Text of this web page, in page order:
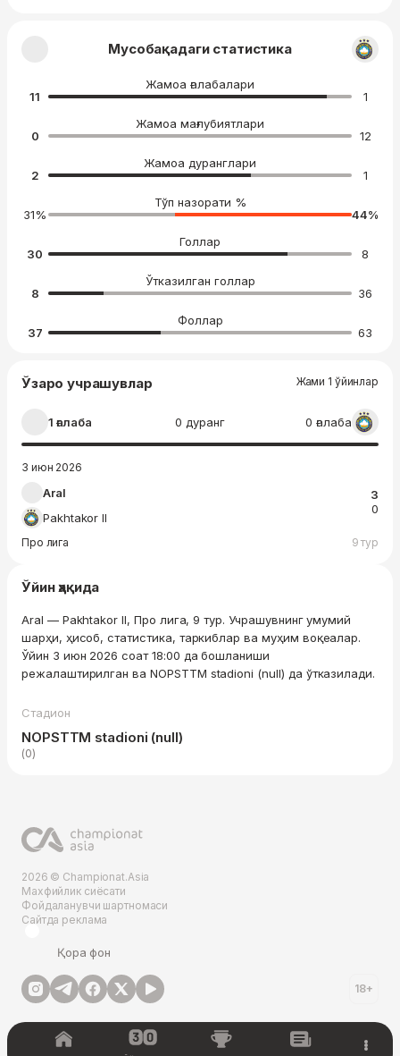
Мусобақадаги статистика
Жамоа ғалабалари
11
1
Жамоа мағлубиятлари
0
12
Жамоа дуранглари
2
1
Тўп назорати %
31% 44%
Голлар
30
8
Ўтказилган голлар
8
36
Фоллар
37
63
Ўзаро учрашувлар Жами 1 ўйинлар
1 ғалаба 0 дуранг 0 ғалаба
3 июн 2026
Aral
Pakhtakor II
3
0
Про лига 9 тур
Ўйин ҳақида
Aral — Pakhtakor II, Про лига, 9 тур. Учрашувнинг умумий
шарҳи, ҳисоб, статистика, таркиблар ва муҳим воқеалар.
Ўйин 3 июн 2026 соат 18:00 да бошланиши
режалаштирилган ва NOPSTTM stadioni (null) да ўтказилади.
Стадион
NOPSTTM stadioni (null)
(0)
2026 © Championat.Asia
Махфийлик сиёсати
Фойдаланувчи шартномаси
Сайтда реклама
Қора фон
18+